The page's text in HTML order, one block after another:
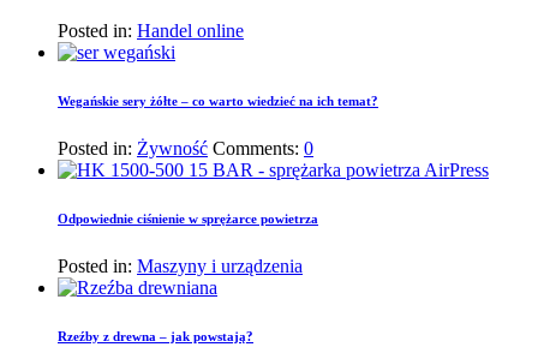
Posted in: Handel online
Wegańskie sery żółte – co warto wiedzieć na ich temat?
Posted in: Żywność Comments: 0
Odpowiednie ciśnienie w sprężarce powietrza
Posted in: Maszyny i urządzenia
Rzeźby z drewna – jak powstają?